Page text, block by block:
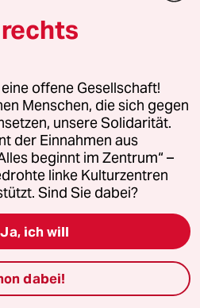
offene Gesellschaft!
Menschen, die sich gegen
unsere Solidarität.
der Einnahmen aus
beginnt im Zentrum“ –
linke Kulturzentren
Sind Sie dabei?
Ja, ich will
dabei!